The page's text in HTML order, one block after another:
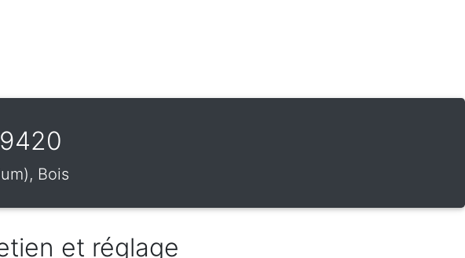
Bois
et réglage